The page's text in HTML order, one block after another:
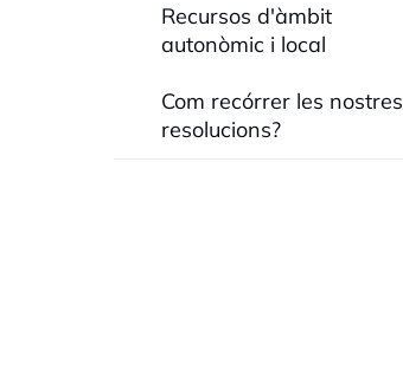
Recursos d'àmbit
autonòmic i local
Com recórrer les nostres
resolucions?